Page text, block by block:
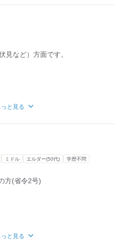
あんしん♪
見など）方面です。
です。
っと見る
ミドル エルダー(50代)
学歴不問
方(省令2号)
の方
っと見る